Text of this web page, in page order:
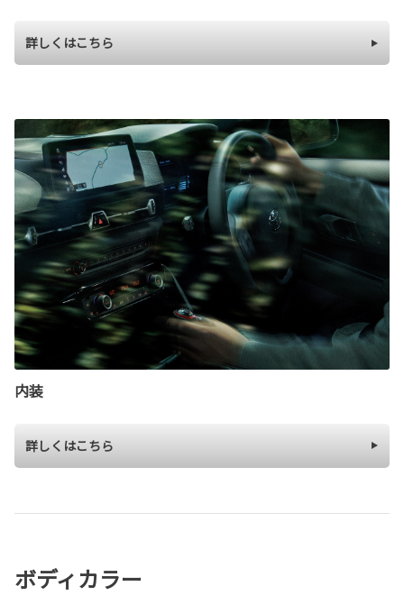
詳しくはこちら
内装
詳しくはこちら
ボディカラー